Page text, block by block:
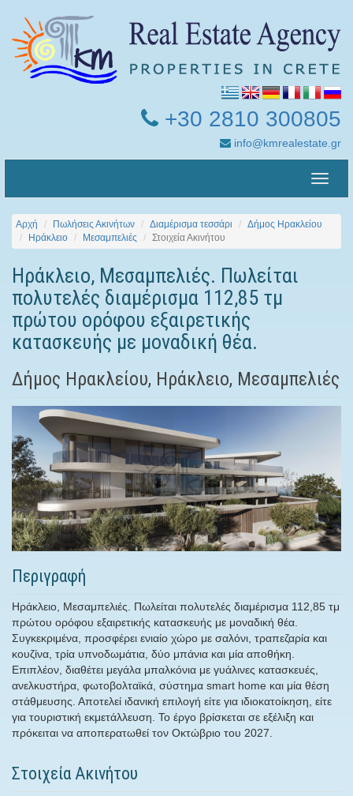
+30 2810 300805
info@kmrealestate.gr
Toggle
Αρχή Πωλήσεις Ακινήτων Διαμέρισμα τεσσάρι
Δήμος Ηρακλείου
Ηράκλειο
Μεσαμπελιές Στοιχεία Ακινήτου
Ηράκλειο, Μεσαμπελιές. Πωλείται
πολυτελές διαμέρισμα 112,85 τμ
πρώτου ορόφου εξαιρετικής
κατασκευής με μοναδική θέα.
Δήμος Ηρακλείου, Ηράκλειο, Μεσαμπελιές
Περιγραφή
Ηράκλειο, Μεσαμπελιές. Πωλείται πολυτελές διαμέρισμα 112,85 τμ
πρώτου ορόφου εξαιρετικής κατασκευής με μοναδική θέα.
Συγκεκριμένα, προσφέρει ενιαίο χώρο με σαλόνι, τραπεζαρία και
κουζίνα, τρία υπνοδωμάτια, δύο μπάνια και μία αποθήκη.
Επιπλέον, διαθέτει μεγάλα μπαλκόνια με γυάλινες κατασκευές,
ανελκυστήρα, φωτοβολταϊκά, σύστημα smart home και μία θέση
στάθμευσης. Αποτελεί ιδανική επιλογή είτε για ιδιοκατοίκηση, είτε
για τουριστική εκμετάλλευση. Το έργο βρίσκεται σε εξέλιξη και
πρόκειται να αποπερατωθεί τον Οκτώβριο του 2027.
Στοιχεία Ακινήτου